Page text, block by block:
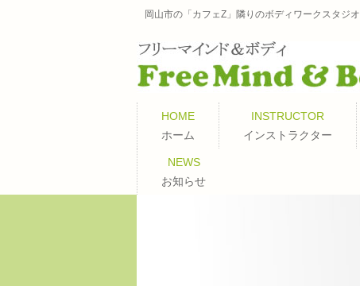
岡山市の「カフェZ」隣りのボディワークスタジ
HOME
ホーム
INSTRUCTOR
インストラクター
NEWS
お知らせ